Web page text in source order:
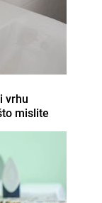
vrhu
mislite